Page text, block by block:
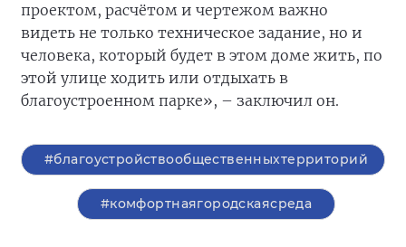
проектом, расчётом и чертежом важно
видеть не только техническое задание, но и
человека, который будет в этом доме жить, по
этой улице ходить или отдыхать в
благоустроенном парке», – заключил он.
#благоустройствообщественныхтерриторий
#комфортнаягородскаясреда